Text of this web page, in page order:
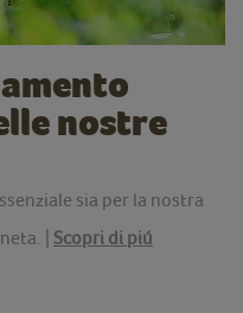
nostre
sia per la nostra
| Scopri di piú